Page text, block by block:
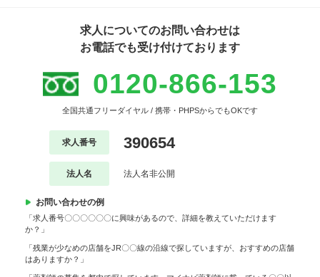
求人についてのお問い合わせは
お電話でも受け付けております
0120-866-153
全国共通フリーダイヤル / 携帯・PHPSからでもOKです
求人番号 390654
法人名 法人名非公開
お問い合わせの例
「求人番号〇〇〇〇〇〇に興味があるので、詳細を教えていただけます
か？」
「残業が少なめの店舗をJR〇〇線の沿線で探していますが、おすすめの店舗
はありますか？」